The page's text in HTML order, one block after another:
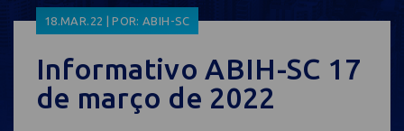
18.MAR.22 | POR: ABIH-SC
Informativo ABIH-SC 17
de março de 2022